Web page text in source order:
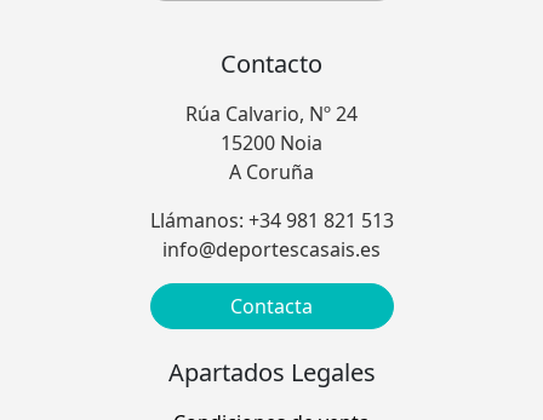
Contacto
Rúa Calvario, Nº 24
15200 Noia
A Coruña
Llámanos: +34 981 821 513
info@deportescasais.es
Contacta
Apartados Legales